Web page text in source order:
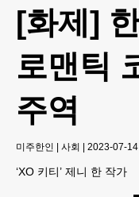
[화제]
로맨틱
주역
미주한인 | 사회 | 2023-07-
‘XO 키티’ 제니 한 작가